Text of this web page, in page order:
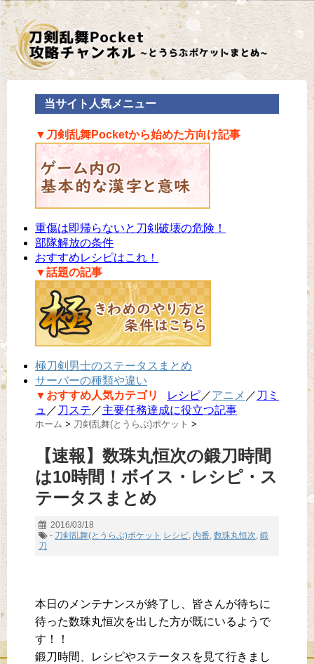
当サイト人気メニュー
▼刀剣乱舞Pocketから始めた方向け記事
重傷は即帰らないと刀剣破壊の危険！
部隊解放の条件
おすすめレシピはこれ！
▼話題の記事
極刀剣男士のステータスまとめ
サーバーの種類や違い
▼おすすめ人気カテゴリ
レシピ／アニメ ／ 刀ミ
ュ ／ 刀ステ ／主要任務達成に役立つ記事
ホーム > 刀剣乱舞(とうらぶ)ポケット >
【速報】数珠丸恒次の鍛刀時間
は10時間！ボイス・レシピ・ス
テータスまとめ
2016/03/18
- 刀剣乱舞(とうらぶ)ポケット レシピ, 内番, 数珠丸恒次, 鍛
刀
本日のメンテナンスが終了し、皆さんが待ちに
待った数珠丸恒次を出した方が既にいるようで
す！！
鍛刀時間、レシピやステータスを見て行きまし